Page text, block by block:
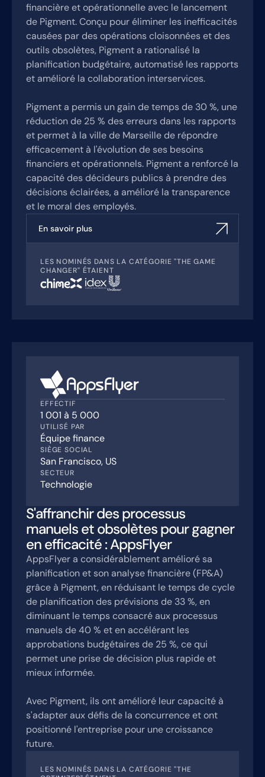
financière et opérationnelle avec le lancement
de Pigment. Conçu pour éliminer les inefficacités
causées par des opérations cloisonnées et des
outils obsolètes, Pigment a rationalisé la
planification budgétaire, automatisé les rapports
et amélioré la collaboration interservices.
Pigment a permis un gain de temps de 30 %, une
réduction de 25 % des erreurs dans les rapports
et permet à la ville de Marseille de répondre
efficacement à l'évolution de ses besoins
financiers et opérationnels. Pigment a renforcé la
capacité des décideurs publics à prendre des
décisions éclairées, a amélioré la transparence
et le moral des employés.
En savoir plus
LES NOMINÉS DANS LA CATÉGORIE "THE GAME
CHANGER" ÉTAIENT
EFFECTIF
1 001 à 5 000
UTILISÉ PAR
Équipe finance
SIÈGE SOCIAL
San Francisco, US
SECTEUR
Technologie
S'affranchir des processus
manuels et obsolètes pour gagner
en efficacité : AppsFlyer
AppsFlyer a considérablement amélioré sa
planification et son analyse financière (FP&A)
grâce à Pigment, en réduisant le temps de cycle
de planification des prévisions de 33 %, en
diminuant le temps consacré aux processus
manuels de 40 % et en accélérant les
approbations budgétaires de 25 %, ce qui
permet une prise de décision plus rapide et
mieux informée.
Avec Pigment, ils ont amélioré leur capacité à
s'adapter aux défis de la concurrence et ont
positionné l'entreprise pour une croissance
future.
LES NOMINÉS DANS LA CATÉGORIE "THE